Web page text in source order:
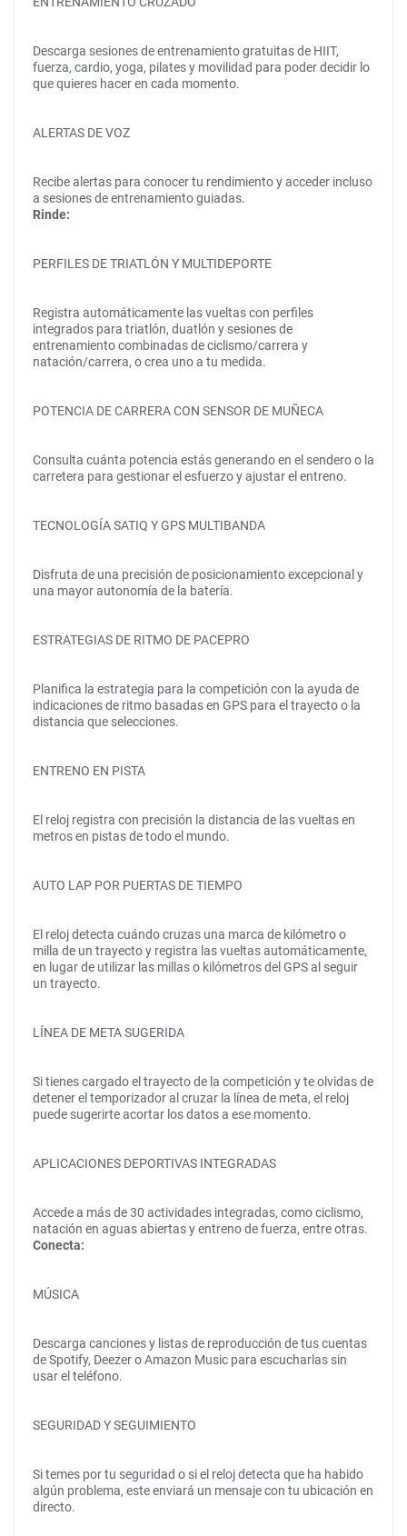
Descarga sesiones de entrenamiento gratuitas de HIIT,
fuerza, cardio, yoga, pilates y movilidad para poder decidir lo
que quieres hacer en cada momento.
ALERTAS DE VOZ
Recibe alertas para conocer tu rendimiento y acceder incluso
a sesiones de entrenamiento guiadas.
Rinde:
PERFILES DE TRIATLÓN Y MULTIDEPORTE
Registra automáticamente las vueltas con perfiles
integrados para triatlón, duatlón y sesiones de
entrenamiento combinadas de ciclismo/carrera y
natación/carrera, o crea uno a tu medida.
POTENCIA DE CARRERA CON SENSOR DE MUÑECA
Consulta cuánta potencia estás generando en el sendero o la
carretera para gestionar el esfuerzo y ajustar el entreno.
TECNOLOGÍA SATIQ Y GPS MULTIBANDA
Disfruta de una precisión de posicionamiento excepcional y
una mayor autonomía de la batería.
ESTRATEGIAS DE RITMO DE PACEPRO
Planifica la estrategia para la competición con la ayuda de
indicaciones de ritmo basadas en GPS para el trayecto o la
distancia que selecciones.
ENTRENO EN PISTA
El reloj registra con precisión la distancia de las vueltas en
metros en pistas de todo el mundo.
AUTO LAP POR PUERTAS DE TIEMPO
El reloj detecta cuándo cruzas una marca de kilómetro o
milla de un trayecto y registra las vueltas automáticamente,
en lugar de utilizar las millas o kilómetros del GPS al seguir
un trayecto.
LÍNEA DE META SUGERIDA
Si tienes cargado el trayecto de la competición y te olvidas de
detener el temporizador al cruzar la línea de meta, el reloj
puede sugerirte acortar los datos a ese momento.
APLICACIONES DEPORTIVAS INTEGRADAS
Accede a más de 30 actividades integradas, como ciclismo,
natación en aguas abiertas y entreno de fuerza, entre otras.
Conecta:
MÚSICA
Descarga canciones y listas de reproducción de tus cuentas
de Spotify, Deezer o Amazon Music para escucharlas sin
usar el teléfono.
SEGURIDAD Y SEGUIMIENTO
Si temes por tu seguridad o si el reloj detecta que ha habido
algún problema, este enviará un mensaje con tu ubicación en
directo.